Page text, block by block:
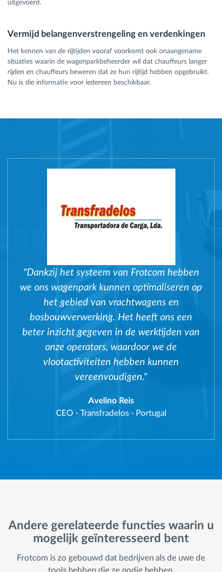
uitgevoerd.
Vermijd belangenverstrengeling en verdenkingen
Het kennen van de rijtijden vooraf voorkomt ook onaangename
situaties waarin de wagenparkbeheerder wil dat chauffeurs langer
rijden en chauffeurs beweren dat ze hun rijtijd hebben opgebruikt.
Nu is die informatie voor iedereen beschikbaar.
"Dankzij het systeem van Frotcom hebben
we ons wagenpark kunnen optimaliseren op
het gebied van vrachtwagens en
bosbouwverwerking. Het heeft ons een
beter inzicht gegeven in de werktijden van
onze operators, waardoor we de
vlootactiviteiten hebben kunnen
vereenvoudigen."
Avelino Reis
CEO - Transfradelos - Portugal
Andere gerelateerde functies waarin u
mogelijk geïnteresseerd bent
Frotcom is zo gebouwd dat bedrijven als de uwe de
tools hebben die ze nodig hebben.